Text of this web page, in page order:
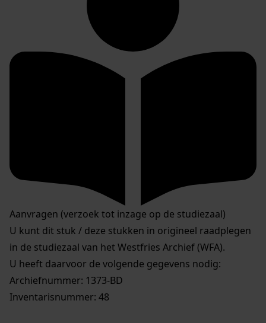
Aanvragen (verzoek tot inzage op de studiezaal)
U kunt dit stuk / deze stukken in origineel raadplegen
in de studiezaal van het Westfries Archief (WFA).
U heeft daarvoor de volgende gegevens nodig:
Archiefnummer: 1373-BD
Inventarisnummer: 48